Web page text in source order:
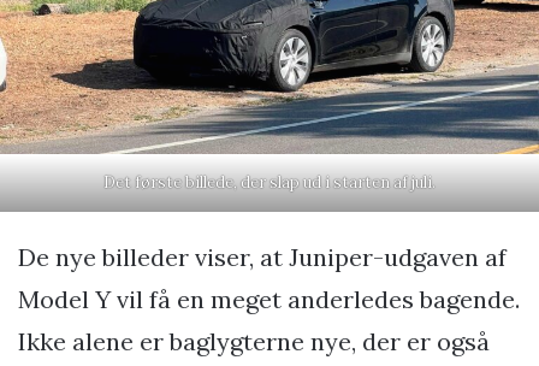
Det første billede, der slap ud i starten af juli.
De nye billeder viser, at Juniper-udgaven af
Model Y vil få en meget anderledes bagende.
Ikke alene er baglygterne nye, der er også